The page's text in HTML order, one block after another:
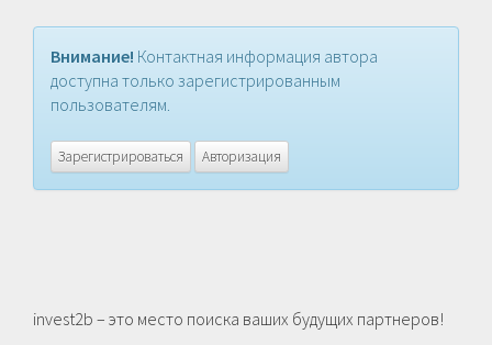
Внимание! Контактная информация автора
доступна только зарегистрированным
пользователям.
Зарегистрироваться Авторизация
invest2b – это место поиска ваших будущих партнеров!